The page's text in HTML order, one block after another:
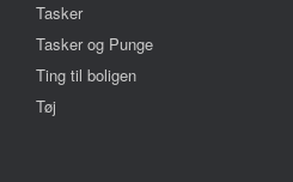
Tasker
Tasker og Punge
Ting til boligen
Tøj